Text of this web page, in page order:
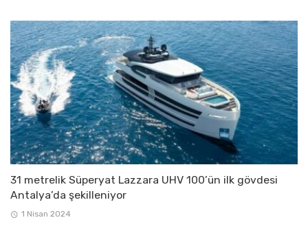
31 metrelik Süperyat Lazzara UHV 100’ün ilk gövdesi
Antalya’da şekilleniyor
1 Nisan 2024